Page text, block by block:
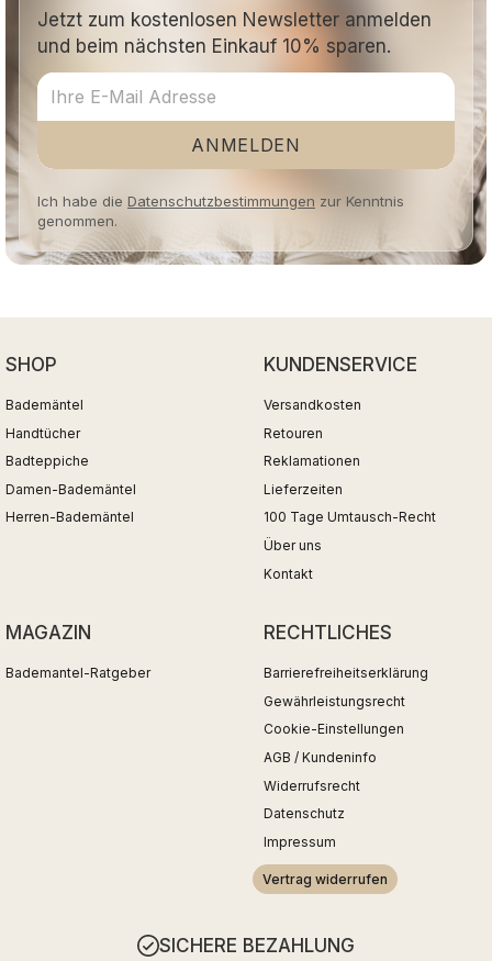
Jetzt zum kostenlosen Newsletter anmelden
und beim nächsten Einkauf 10% sparen.
ANMELDEN
Ich habe die Datenschutzbestimmungen zur Kenntnis
genommen.
SHOP
Bademäntel
Handtücher
Badteppiche
Damen-Bademäntel
Herren-Bademäntel
KUNDENSERVICE
Versandkosten
Retouren
Reklamationen
Lieferzeiten
100 Tage Umtausch-Recht
Über uns
Kontakt
MAGAZIN
Bademantel-Ratgeber
RECHTLICHES
Barrierefreiheitserklärung
Gewährleistungsrecht
Cookie-Einstellungen
AGB / Kundeninfo
Widerrufsrecht
Datenschutz
Impressum
Vertrag widerrufen
SICHERE BEZAHLUNG